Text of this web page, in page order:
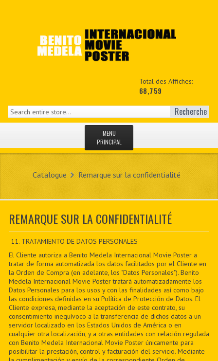
Total des Affiches:
68,759
Recherche
MENU
PRINCIPAL
NEWS
MON COPTE
CONTACTER
PDF BOOKS
CUSTOM PDF
Catalogue Remarque sur la confidentialité
REMARQUE SUR LA CONFIDENTIALITÉ
11. TRATAMIENTO DE DATOS PERSONALES
El Cliente autoriza a Benito Medela Internacional Movie Poster a
tratar de forma automatizada los datos facilitados por el Cliente en
la Orden de Compra (en adelante, los "Datos Personales"). Benito
Medela Internacional Movie Poster tratará automatizadamente los
Datos Personales para los usos y con las finalidades así como bajo
las condiciones definidas en su Política de Protección de Datos. El
Cliente expresa, mediante la aceptación de este contrato, su
consentimiento inequívoco a la transferencia de dichos datos a un
servidor localizado en los Estados Unidos de América o en
cualquier otra localización, y a otras entidades con relación regulada
con Benito Medela Internacional Movie Poster únicamente para
posibilitar la prestación, control y facturación del servicio. Mediante